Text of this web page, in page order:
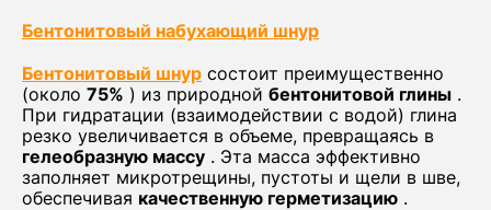
Бентонитовый набухающий шнур
Бентонитовый шнур состоит преимущественно
(около 75% ) из природной бентонитовой глины .
При гидратации (взаимодействии с водой) глина
резко увеличивается в объеме, превращаясь в
гелеобразную массу . Эта масса эффективно
заполняет микротрещины, пустоты и щели в шве,
обеспечивая качественную герметизацию .